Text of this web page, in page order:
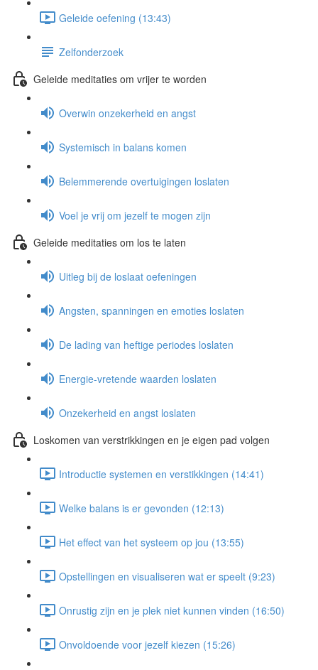
Geleide oefening (13:43)
Zelfonderzoek
Geleide meditaties om vrijer te worden
Overwin onzekerheid en angst
Systemisch in balans komen
Belemmerende overtuigingen loslaten
Voel je vrij om jezelf te mogen zijn
Geleide meditaties om los te laten
Uitleg bij de loslaat oefeningen
Angsten, spanningen en emoties loslaten
De lading van heftige periodes loslaten
Energie-vretende waarden loslaten
Onzekerheid en angst loslaten
Loskomen van verstrikkingen en je eigen pad volgen
Introductie systemen en verstikkingen (14:41)
Welke balans is er gevonden (12:13)
Het effect van het systeem op jou (13:55)
Opstellingen en visualiseren wat er speelt (9:23)
Onrustig zijn en je plek niet kunnen vinden (16:50)
Onvoldoende voor jezelf kiezen (15:26)